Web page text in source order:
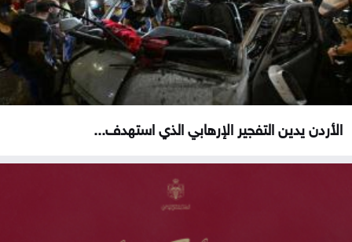
الأردن يدين التفجير الإرهابي الذي استهدف...